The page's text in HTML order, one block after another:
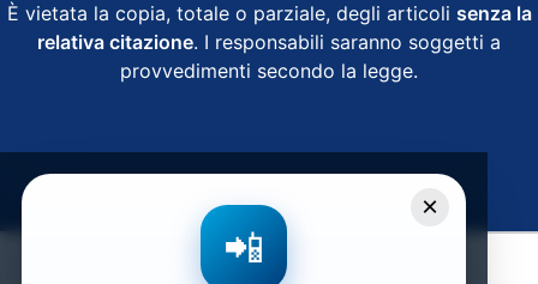
È vietata la copia, totale o parziale, degli articoli senza la
relativa citazione. I responsabili saranno soggetti a
provvedimenti secondo la legge.
×
📲
Condividi